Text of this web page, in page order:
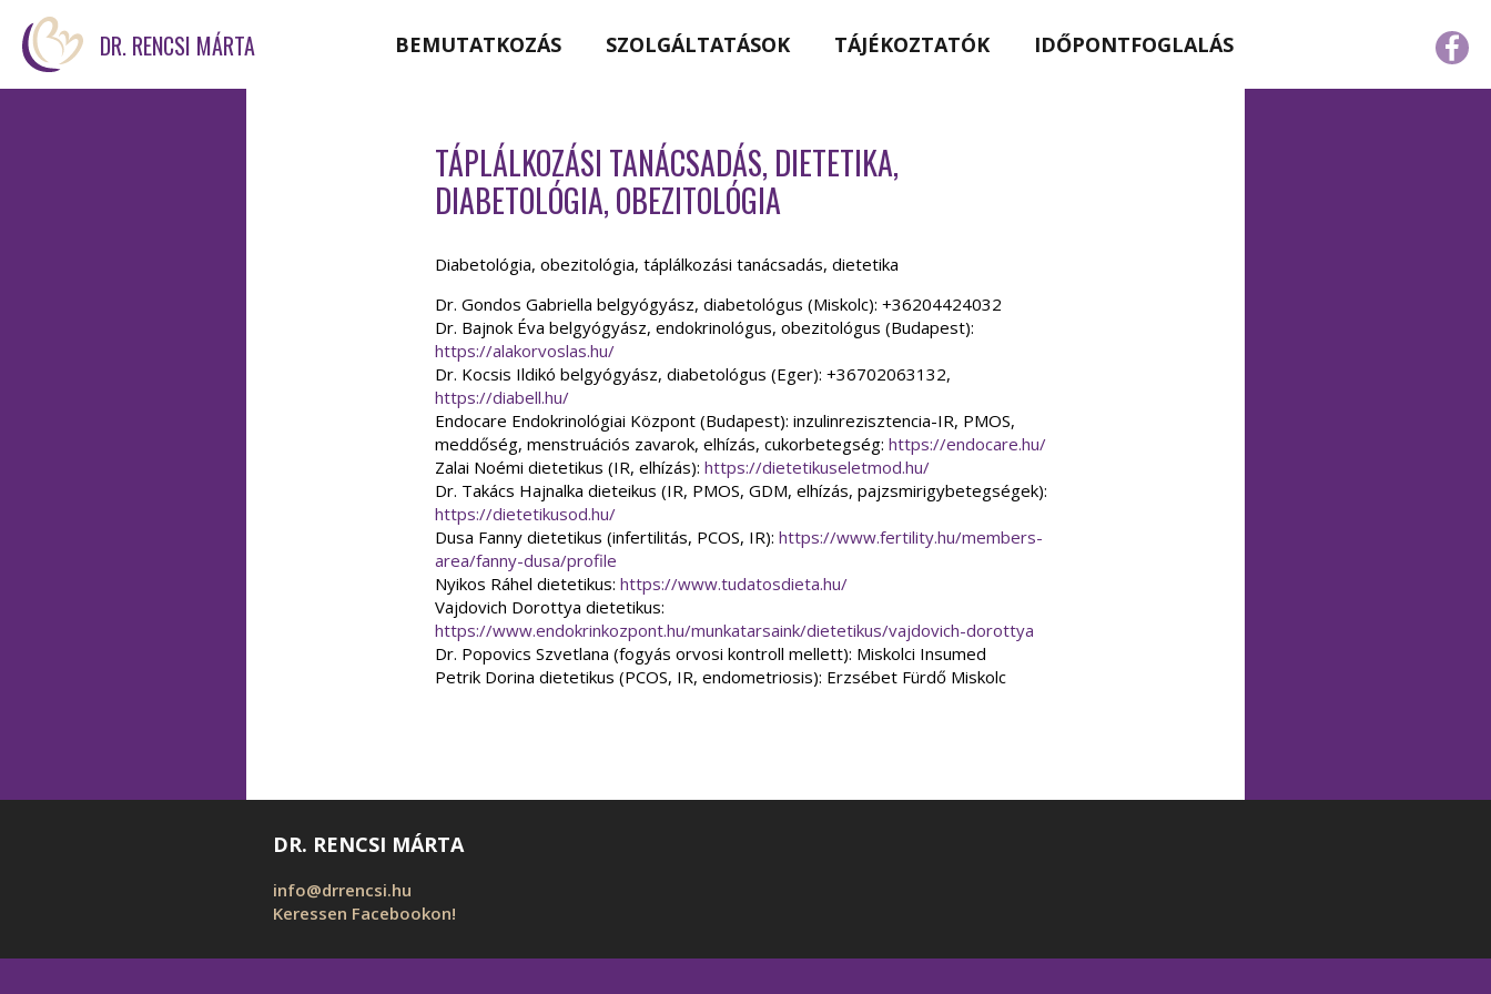
DR. RENCSI MÁRTA BEMUTATKOZÁS SZOLGÁLTATÁSOK TÁJÉKOZTATÓK IDŐPONTFOGLALÁS
TÁPLÁLKOZÁSI TANÁCSADÁS, DIETETIKA,
DIABETOLÓGIA, OBEZITOLÓGIA
Diabetológia, obezitológia, táplálkozási tanácsadás, dietetika
Dr. Gondos Gabriella belgyógyász, diabetológus (Miskolc): +36204424032
Dr. Bajnok Éva belgyógyász, endokrinológus, obezitológus (Budapest):
https://alakorvoslas.hu/
Dr. Kocsis Ildikó belgyógyász, diabetológus (Eger): +36702063132,
https://diabell.hu/
Endocare Endokrinológiai Központ (Budapest): inzulinrezisztencia-IR, PMOS,
meddőség, menstruációs zavarok, elhízás, cukorbetegség: https://endocare.hu/
Zalai Noémi dietetikus (IR, elhízás): https://dietetikuseletmod.hu/
Dr. Takács Hajnalka dieteikus (IR, PMOS, GDM, elhízás, pajzsmirigybetegségek):
https://dietetikusod.hu/
Dusa Fanny dietetikus (infertilitás, PCOS, IR): https://www.fertility.hu/members-
area/fanny-dusa/profile
Nyikos Ráhel dietetikus: https://www.tudatosdieta.hu/
Vajdovich Dorottya dietetikus:
https://www.endokrinkozpont.hu/munkatarsaink/dietetikus/vajdovich-dorottya
Dr. Popovics Szvetlana (fogyás orvosi kontroll mellett): Miskolci Insumed
Petrik Dorina dietetikus (PCOS, IR, endometriosis): Erzsébet Fürdő Miskolc
DR. RENCSI MÁRTA
info@drrencsi.hu
Keressen Facebookon!